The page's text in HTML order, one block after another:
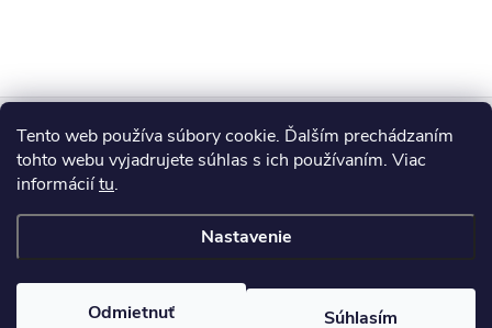
Tento web používa súbory cookie. Ďalším prechádzaním
tohto webu vyjadrujete súhlas s ich používaním. Viac
informáciítu.
Nastavenie
Odmietnuť Súhlasím
Z
á
p
ä
Blog
Informácie pre vás
. Všetky práva vyhradené.